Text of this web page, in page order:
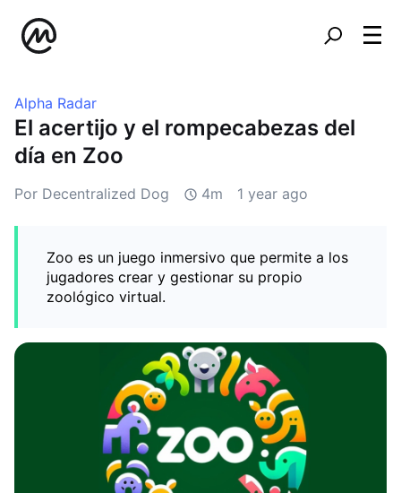
Alpha Radar
El acertijo y el rompecabezas del
día en Zoo
Por Decentralized Dog 4m 1 year ago
Zoo es un juego inmersivo que permite a los
jugadores crear y gestionar su propio
zoológico virtual.